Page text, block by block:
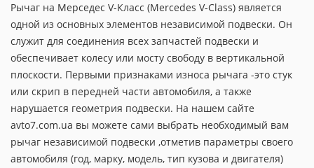
Рычаг на Мерседес V-Класс (Mercedes V-Class) является
одной из основных элементов независимой подвески. Он
служит для соединения всех запчастей подвески и
обеспечивает колесу или мосту свободу в вертикальной
плоскости. Первыми признаками износа рычага -это стук
или скрип в передней части автомобиля, а также
нарушается геометрия подвески. На нашем сайте
avto7.com.ua вы можете сами выбрать необходимый вам
рычаг независимой подвески ,отметив параметры своего
автомобиля (год, марку, модель, тип кузова и двигателя)